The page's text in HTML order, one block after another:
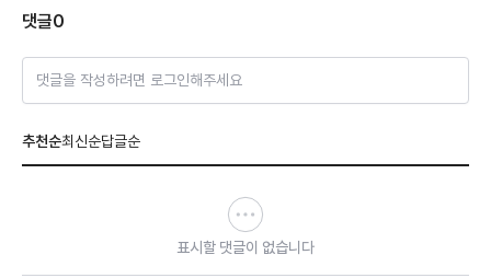
댓글0
댓글을 작성하려면 로그인해주세요
추천순최신순답글순
표시할 댓글이 없습니다